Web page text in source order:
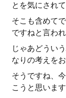
とを気にされて
そこも含めて
ですねと言われ
じゃあどうい
なりの考えを
そうですね、
こうと思います